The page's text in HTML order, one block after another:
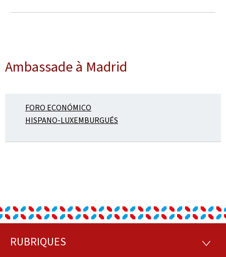
Ambassade à Madrid
FORO ECONÓMICO
HISPANO-LUXEMBURGUÉS
Pied
RUBRIQUES